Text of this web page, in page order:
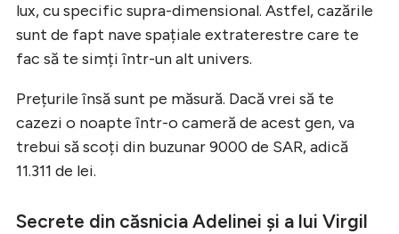
lux, cu specific supra-dimensional. Astfel, cazările
sunt de fapt nave spațiale extraterestre care te
fac să te simți într-un alt univers.
Prețurile însă sunt pe măsură. Dacă vrei să te
cazezi o noapte într-o cameră de acest gen, va
trebui să scoți din buzunar 9000 de SAR, adică
11.311 de lei.
Secrete din căsnicia Adelinei și a lui Virgil